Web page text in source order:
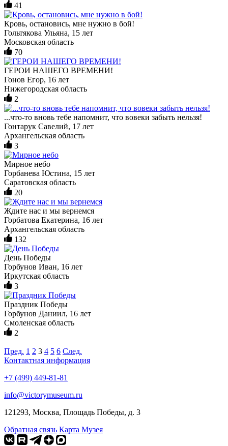
41
Кровь, остановись, мне нужно в бой!
Гольтякова Ульяна, 15 лет
Московская область
70
ГЕРОИ НАШЕГО ВРЕМЕНИ!
Гонов Егор, 16 лет
Нижегородская область
2
...что-то вновь тебе напомнит, что вовеки забыть нельзя!
Гонтарук Савелий, 17 лет
Архангельская область
3
Мирное небо
Горбанева Юстина, 15 лет
Саратовская область
20
Ждите нас и мы вернемся
Горбатова Екатерина, 16 лет
Архангельская область
132
День Победы
Горбунов Иван, 16 лет
Иркутская область
3
Праздник Победы
Горбунов Даниил, 16 лет
Смоленская область
2
Пред. 1 2 3 4 5 6 След.
Контактная информация
+7 (499) 449-81-81
info@victorymuseum.ru
121293, Москва, Площадь Победы, д. 3
Обратная связь Карта Музея